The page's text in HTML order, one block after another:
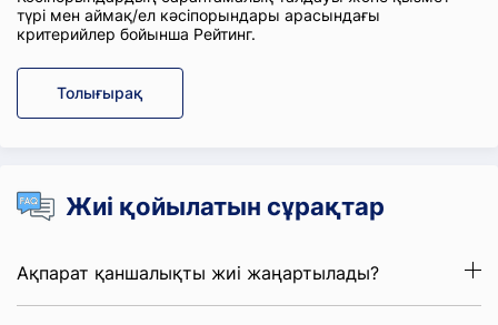
түрі мен аймақ/ел кәсіпорындары арасындағы
критерийлер бойынша Рейтинг.
Толығырақ
Жиі қойылатын сұрақтар
Ақпарат қаншалықты жиі жаңартылады?